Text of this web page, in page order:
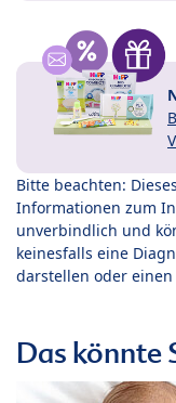
Bitte beachten:
Informationen zum
unverbindlich und
keinesfalls eine
darstellen oder
Das könnte